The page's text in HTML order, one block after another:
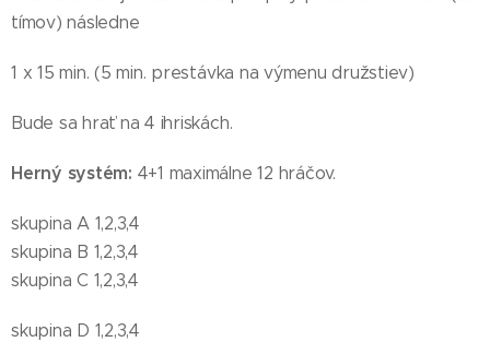
tímov) následne
1 x 15 min. (5 min. prestávka na výmenu družstiev)
Bude sa hrať na 4 ihriskách.
Herný systém: 4+1 maximálne 12 hráčov.
skupina A 1,2,3,4
skupina B 1,2,3,4
skupina C 1,2,3,4
skupina D 1,2,3,4